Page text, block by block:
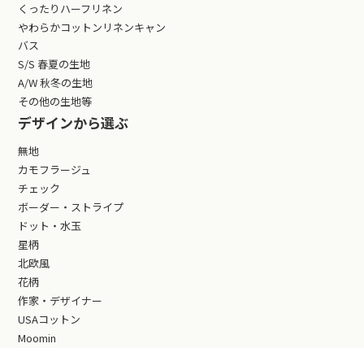
くったりハーフリネン
やわらかコットンリネンキャン
バス
S/S 春夏の生地
A/W 秋冬の生地
その他の生地等
デザインから選ぶ
無地
カモフラージュ
チェック
ボーダー・ストライプ
ドット・水玉
星柄
北欧風
花柄
作家・デザイナー
USAコットン
Moomin